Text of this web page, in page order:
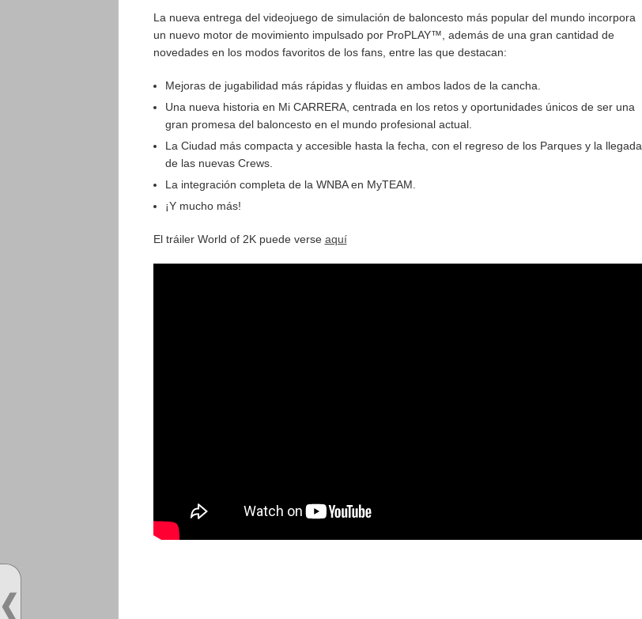
La nueva entrega del videojuego de simulación de baloncesto más popular del mundo incorpora
un nuevo motor de movimiento impulsado por ProPLAY™, además de una gran cantidad de
novedades en los modos favoritos de los fans, entre las que destacan:
Mejoras de jugabilidad más rápidas y fluidas en ambos lados de la cancha.
Una nueva historia en Mi CARRERA, centrada en los retos y oportunidades únicos de ser una
gran promesa del baloncesto en el mundo profesional actual.
La Ciudad más compacta y accesible hasta la fecha, con el regreso de los Parques y la llegada
de las nuevas Crews.
La integración completa de la WNBA en MyTEAM.
¡Y mucho más!
El tráiler World of 2K puede verse aquí